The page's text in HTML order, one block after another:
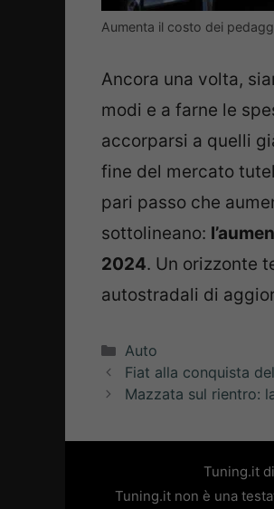
Aumenta il costo dei
Ancora una volta,
modi e a farne le
accorparsi a quelli
fine del mercato
pari passo che
sottolineano:
2024. Un orizzonte
autostradali di
Categorie
Auto
Fiat alla conquista
Mazzata sul rientro:
Tuning.it
Tuning.it non è una